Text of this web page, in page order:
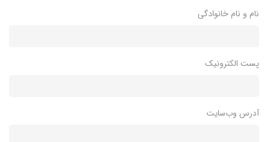
نام و نام خانوادگی
پست الکترونیک
آدرس وب‌سایت